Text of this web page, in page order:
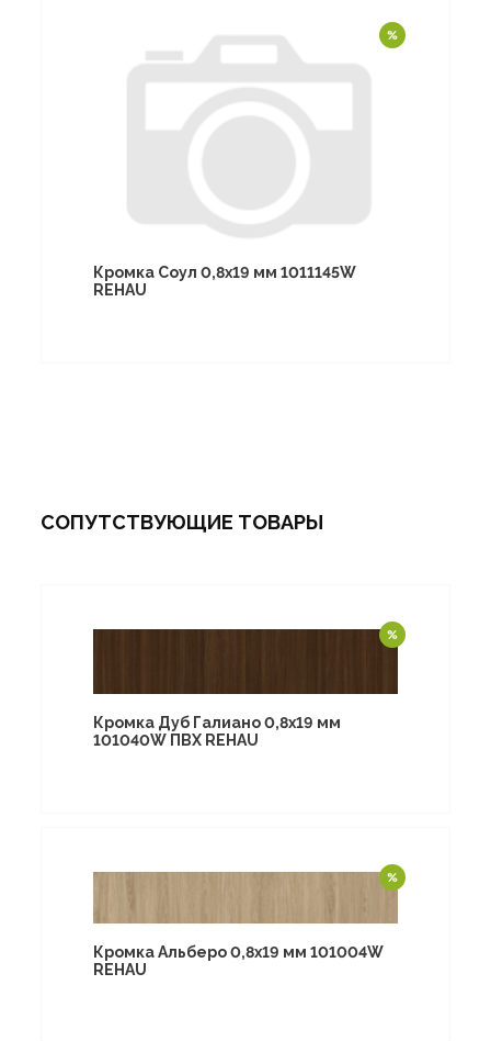
Кромка Соул 0,8х19 мм 1011145W
REHAU
СОПУТСТВУЮЩИЕ ТОВАРЫ
Кромка Дуб Галиано 0,8х19 мм
101040W ПВХ REHAU
Кромка Альберо 0,8х19 мм 101004W
REHAU